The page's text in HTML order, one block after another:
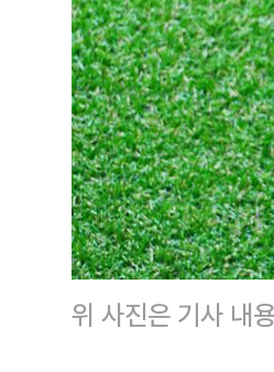
위 사진은 기사 내